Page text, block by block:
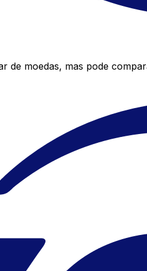
de moedas, mas pode